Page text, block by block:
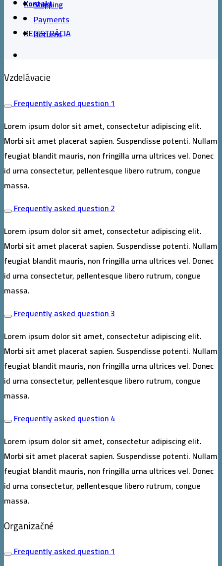
Kontakt
REGISTRÁCIA
Shipping
Payments
Returns
Vzdelávacie
Frequently asked question 1
Lorem ipsum dolor sit amet, consectetur adipiscing elit.
Morbi sit amet placerat sapien. Suspendisse potenti. Nullam
feugiat blandit mauris, non fringilla urna ultrices vel. Donec
id urna consectetur, pellentesque libero rutrum, congue
massa.
Frequently asked question 2
Lorem ipsum dolor sit amet, consectetur adipiscing elit.
Morbi sit amet placerat sapien. Suspendisse potenti. Nullam
feugiat blandit mauris, non fringilla urna ultrices vel. Donec
id urna consectetur, pellentesque libero rutrum, congue
massa.
Frequently asked question 3
Lorem ipsum dolor sit amet, consectetur adipiscing elit.
Morbi sit amet placerat sapien. Suspendisse potenti. Nullam
feugiat blandit mauris, non fringilla urna ultrices vel. Donec
id urna consectetur, pellentesque libero rutrum, congue
massa.
Frequently asked question 4
Lorem ipsum dolor sit amet, consectetur adipiscing elit.
Morbi sit amet placerat sapien. Suspendisse potenti. Nullam
feugiat blandit mauris, non fringilla urna ultrices vel. Donec
id urna consectetur, pellentesque libero rutrum, congue
massa.
Organizačné
Frequently asked question 1